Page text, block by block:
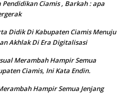
Ciamis , Barkah : apa
Didik Di Kabupaten Ciamis Menuju
Akhlak Di Era Digitalisasi
Merambah Hampir Semua
Ciamis, Ini Kata Endin.
Hampir Semua Jenjang